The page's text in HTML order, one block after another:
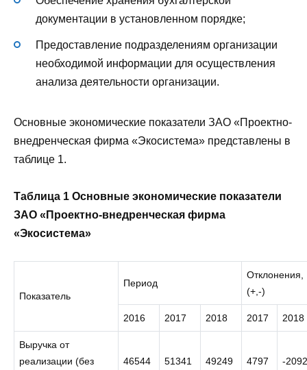
документации в установленном порядке;
Предоставление подразделениям организации
необходимой информации для осуществления
анализа деятельности организации.
Основные экономические показатели ЗАО «Проектно-
внедренческая фирма «Экосистема» представлены в
таблице 1.
Таблица 1 Основные экономические показатели
ЗАО «Проектно-внедренческая фирма
«Экосистема»
Показатель
Период
Отклонения,
(+,-)
2016 2017 2018 2017 2018
Выручка от
реализации (без
46544 51341 49249 4797 -